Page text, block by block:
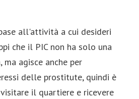
all'attività a cui desideri
che il PIC non ha solo una
agisce anche per
delle prostitute, quindi è
il quartiere e ricevere